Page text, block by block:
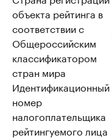
объекта рейтинга в
соответствии с
Общероссийским
классификатором
стран мира
Идентификационный
номер
налогоплательщика
рейтингуемого лица